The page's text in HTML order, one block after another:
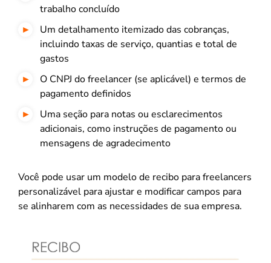
trabalho concluído
Um detalhamento itemizado das cobranças,
incluindo taxas de serviço, quantias e total de
gastos
O CNPJ do freelancer (se aplicável) e termos de
pagamento definidos
Uma seção para notas ou esclarecimentos
adicionais, como instruções de pagamento ou
mensagens de agradecimento
Você pode usar um modelo de recibo para freelancers
personalizável para ajustar e modificar campos para
se alinharem com as necessidades de sua empresa.